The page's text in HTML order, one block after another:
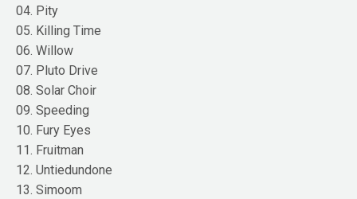
04. Pity
05. Killing Time
06. Willow
07. Pluto Drive
08. Solar Choir
09. Speeding
10. Fury Eyes
11. Fruitman
12. Untiedundone
13. Simoom